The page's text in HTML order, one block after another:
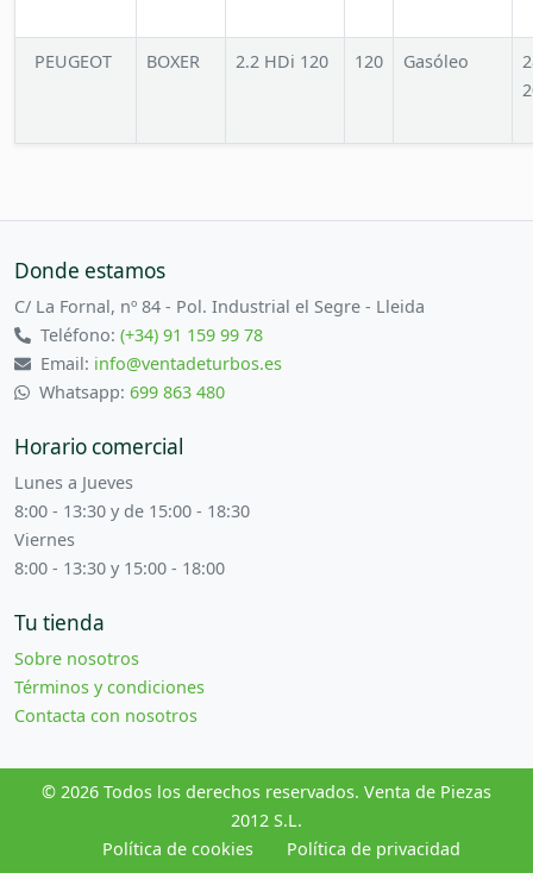
PEUGEOT BOXER 2.2 HDi 120 120 Gasóleo
Donde estamos
C/ La Fornal, nº 84 - Pol. Industrial el Segre - Lleida
Teléfono:(+34) 91 159 99 78
Email: info@ventadeturbos.es
Whatsapp: 699 863 480
Horario comercial
Lunes a Jueves
8:00 - 13:30 y de 15:00 - 18:30
Viernes
8:00 - 13:30 y 15:00 - 18:00
Tu tienda
Sobre nosotros
Términos y condiciones
Contacta con nosotros
© 2026 Todos los derechos reservados. Venta de Piezas
2012 S.L.
Política de cookies
Política de privacidad